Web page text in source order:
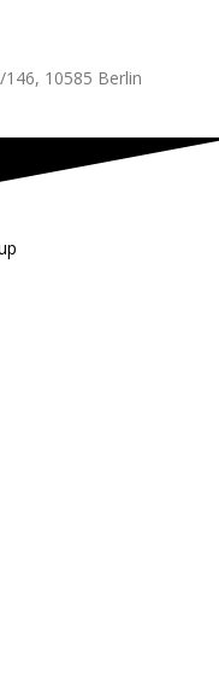
10585 Berlin